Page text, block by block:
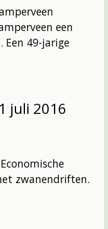
een
Een 49-jarige
juli 2016
zwanendriften.